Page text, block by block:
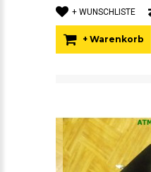
+ WUNSCHLISTE
+ Warenkorb